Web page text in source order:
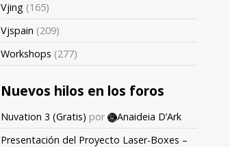
Vjing (165)
Vjspain (209)
Workshops (277)
Nuevos hilos en los foros
Nuvation 3 (Gratis) por
Anaideia D’Ark
Presentación del Proyecto Laser-Boxes –